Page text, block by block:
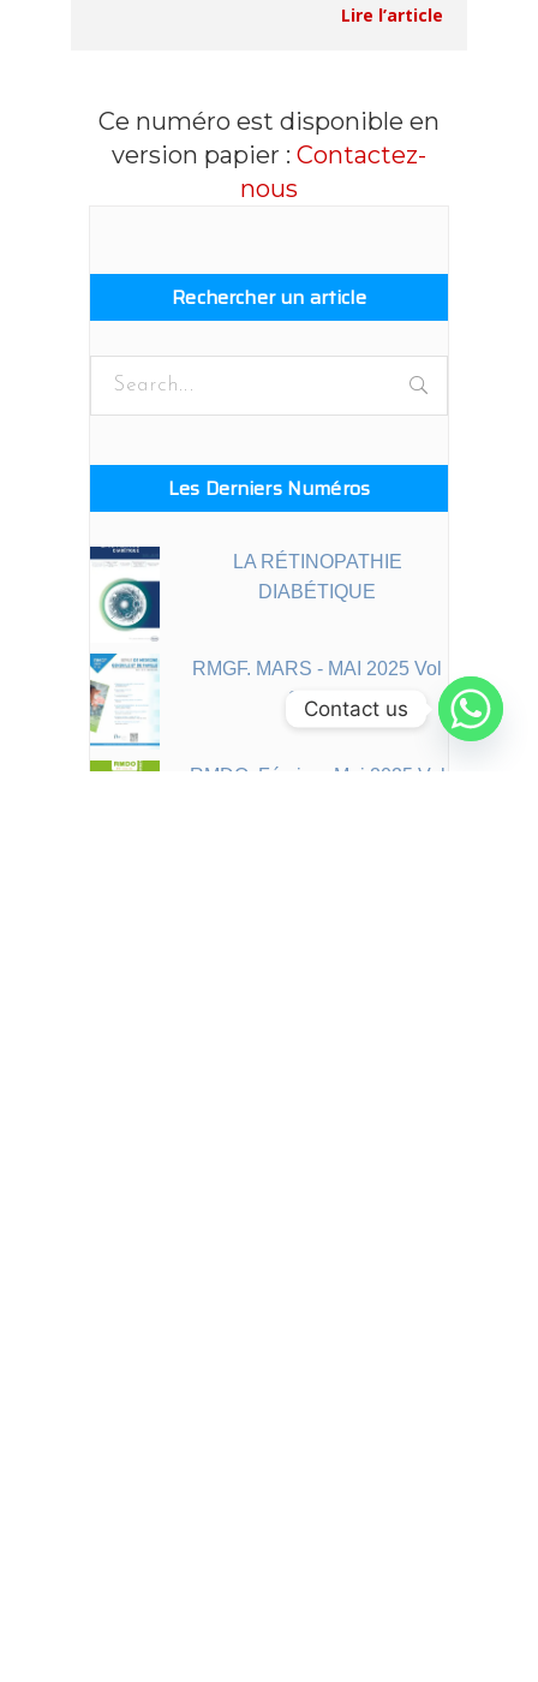
Lire l’article
Ce numéro est disponible en
version papier : Contactez-
nous
Rechercher un article
Search
Les Derniers Numéros
LA RÉTINOPATHIE
DIABÉTIQUE
RMGF. MARS - MAI 2025 Vol
9 N°33
RMDO. Février - Mai 2025 Vol
Contact us